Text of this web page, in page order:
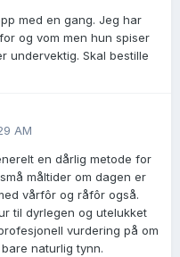
med en gang. Jeg har
og vom men hun spiser
undervektig. Skal bestille
AM
en dårlig metode for
måltider om dagen er
vårfôr og råfôr også.
til dyrlegen og utelukket
vurdering på om
naturlig tynn.